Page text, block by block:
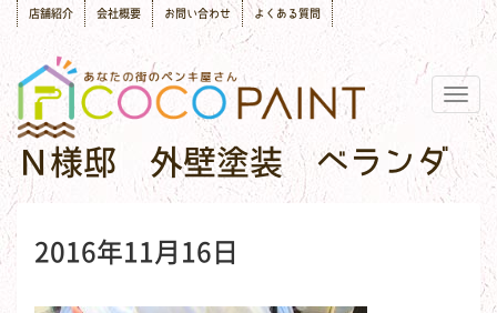
店舗紹介 会社概要 お問い合わせ よくある質問
Ｎ様邸 外壁塗装 ベランダ
2016年11月16日